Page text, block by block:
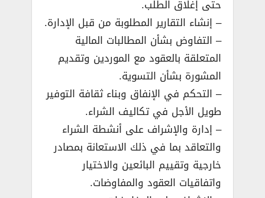
حتى إغلاق الطلب.
– إنشاء التقارير المطلوبة من قبل الإدارة.
– التفاوض بشأن المطالبات المالية
المتعلقة بالعقود مع الموردين وتقديم
المشورة بشأن التسوية.
– التحكم في الإنفاق وبناء ثقافة التوفير
طويل الأجل في تكاليف الشراء.
– إدارة والإشراف على أنشطة الشراء
والتعاقد بما في ذلك الاستعانة بمصادر
خارجية وتقييم البائعين والاختيار
واتفاقيات العقود والمفاوضات.